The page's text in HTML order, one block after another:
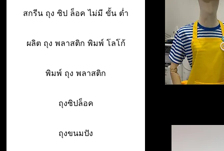
สกรีน ถุง ซิป ล็อค ไม่มี ขั้น ต่ำ
ผลิต ถุง พลาสติก พิมพ์ โลโก้
พิมพ์ ถุง พลาสติก
ถุงซิปล็อค
ถุงขนมปัง